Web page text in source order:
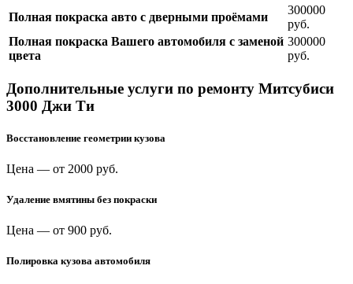
Полная покраска авто с дверными проёмами
300000
руб.
Полная покраска Вашего автомобиля с заменой
цвета
300000
руб.
Дополнительные услуги по ремонту Митсубиси
3000 Джи Ти
Восстановление геометрии кузова
Цена — от 2000 руб.
Удаление вмятины без покраски
Цена — от 900 руб.
Полировка кузова автомобиля